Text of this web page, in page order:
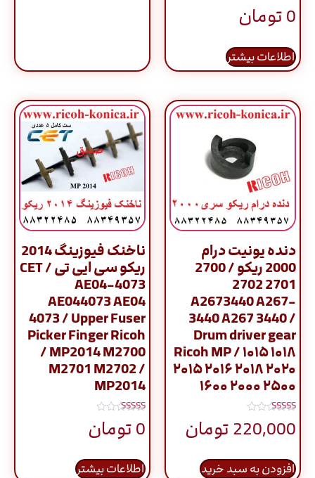
0تومان
اطلاعات بیشتر
دنده یونیت درام
2000 ریکو / 2700
2701 2702
A2673440 A267-
3440 A267 3440 /
Drum driver gear
Ricoh MP / ۱۰۱۵ ۱۰۱۸
۲۰۱۵ ۲۰۱۶ ۲۰۱۸ ۲۰۲۰
۱۶۰۰ ۲۰۰۰ ۲۵۰۰
نمره
5.00
از 5
220,000تومان
افزودن به سبد خرید
ناخنک فیوزینگ 2014
ریکو سی ایی تی CET /
AE04-4073
AE044073 AE04
4073 / Upper Fuser
Picker Finger Ricoh
/ MP2014 M2700
M2701 M2702 /
MP2014
نمره
5.00
از 5
0تومان
اطلاعات بیشتر